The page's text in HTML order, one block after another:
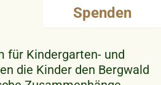
für Kindergarten- und
die Kinder den Bergwald
Spenden